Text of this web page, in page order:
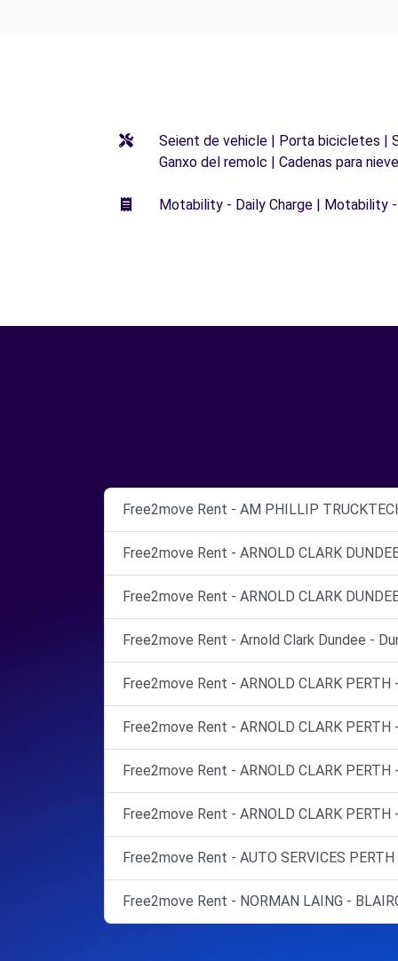
Seient de vehicle | Porta bicicletes |
Ganxo del remolc | Cadenas para nieve
Motability - Daily Charge | Motability
Free2move Rent - AM PHILLIP
Free2move Rent - ARNOLD CLARK
Free2move Rent - ARNOLD CLARK
Free2move Rent - Arnold Clark Dundee -
Free2move Rent - ARNOLD CLARK PERTH
Free2move Rent - ARNOLD CLARK PERTH
Free2move Rent - ARNOLD CLARK PERTH
Free2move Rent - ARNOLD CLARK PERTH
Free2move Rent - AUTO SERVICES
Free2move Rent - NORMAN LAING -